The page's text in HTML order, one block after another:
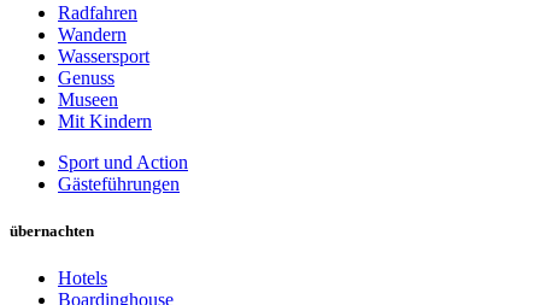
Radfahren
Wandern
Wassersport
Genuss
Museen
Mit Kindern
Sport und Action
Gästeführungen
übernachten
Hotels
Boardinghouse